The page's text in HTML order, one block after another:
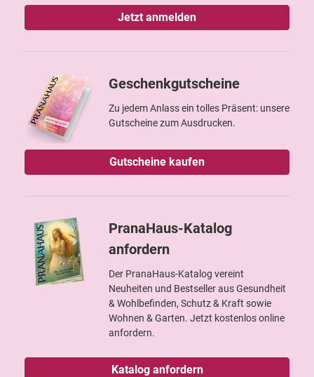
Jetzt anmelden
Geschenkgutscheine
Zu jedem Anlass ein tolles Präsent: unsere
Gutscheine zum Ausdrucken.
Gutscheine kaufen
PranaHaus-Katalog
anfordern
Der PranaHaus-Katalog vereint
Neuheiten und Bestseller aus Gesundheit
& Wohlbefinden, Schutz & Kraft sowie
Wohnen & Garten. Jetzt kostenlos online
anfordern.
Katalog anfordern